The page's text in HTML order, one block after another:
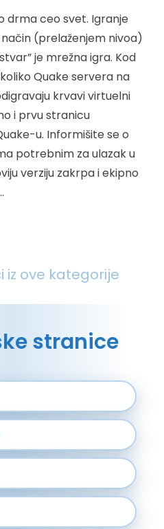
drma ceo svet. Igranje
(prelaženjem nivoa)
je mrežna igra. Kod
Quake servera na
krvavi virtuelni
i prvu stranicu
u. Informišite se o
potrebnim za ulazak u
verziju zakrpa i ekipno
iz ove kategorije
stranice